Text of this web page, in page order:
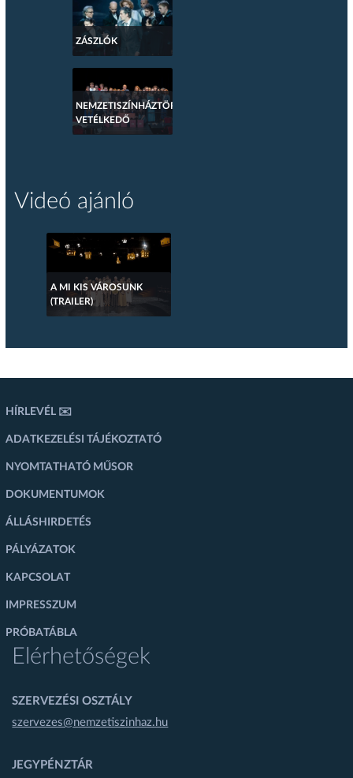
ZÁSZLÓK
NEMZETISZÍNHÁZTÖRTÉNETI
VETÉLKEDŐ
Videó ajánló
A MI KIS VÁROSUNK
(TRAILER)
HÍRLEVÉL ✉️
ADATKEZELÉSI TÁJÉKOZTATÓ
NYOMTATHATÓ MŰSOR
DOKUMENTUMOK
ÁLLÁSHIRDETÉS
PÁLYÁZATOK
KAPCSOLAT
IMPRESSZUM
PRÓBATÁBLA
Elérhetőségek
SZERVEZÉSI OSZTÁLY
szervezes@nemzetiszinhaz.hu
JEGYPÉNZTÁR